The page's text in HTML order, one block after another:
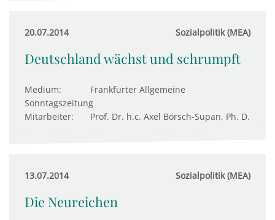
20.07.2014 Sozialpolitik (MEA)
Deutschland wächst und schrumpft
Medium:
Frankfurter Allgemeine
Sonntagszeitung
Mitarbeiter:
Prof. Dr. h.c. Axel Börsch-Supan, Ph. D.
13.07.2014 Sozialpolitik (MEA)
Die Neureichen